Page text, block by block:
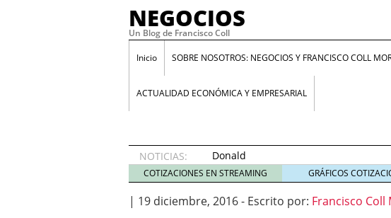
NEGOCIOS
Un Blog de Francisco Coll
Inicio SOBRE NOSOTROS: NEGOCIOS Y FRANCISCO COLL
ACTUALIDAD ECONÓMICA Y EMPRESARIAL
NOTICIAS:
Donald
Trump y
su
enfermedad
COTIZACIONES EN STREAMING GRÁFICOS
| 19 diciembre, 2016- Escrito por: Francisco Coll